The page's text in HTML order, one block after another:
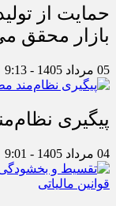
حمایت از
بازار محقق
05 مرداد 1405 - 9:13
پیگیری
04 مرداد 1405 - 9:01